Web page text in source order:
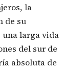
la
de su
una larga vida
del sur de
absoluta de